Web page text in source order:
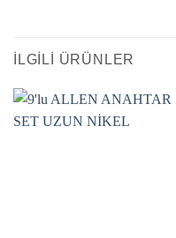
İLGILI ÜRÜNLER